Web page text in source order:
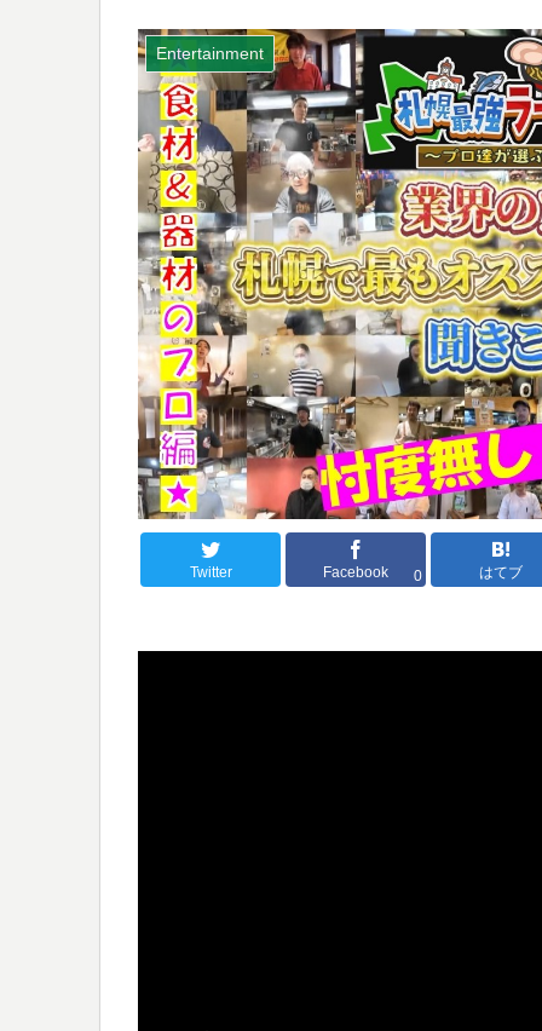
Entertainment
Twitter Facebook 0 はてブ